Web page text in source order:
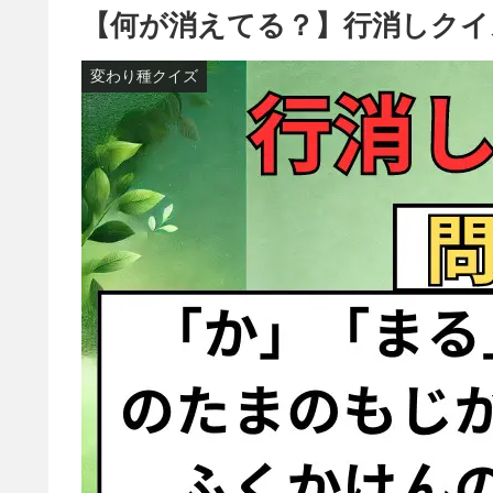
【何が消えてる？】行消しク
変わり種クイズ